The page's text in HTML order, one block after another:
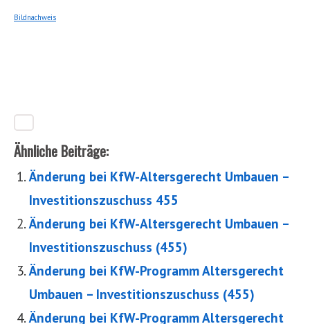
Bildnachweis
Ähnliche Beiträge:
Änderung bei KfW-Altersgerecht Umbauen –
Investitionszuschuss 455
Änderung bei KfW-Altersgerecht Umbauen –
Investitionszuschuss (455)
Änderung bei KfW-Programm Altersgerecht
Umbauen – Investitionszuschuss (455)
Änderung bei KfW-Programm Altersgerecht